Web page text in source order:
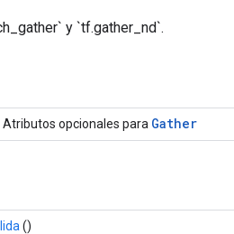
y `tf.gather_nd`.
Atributos opcionales para Gather
()